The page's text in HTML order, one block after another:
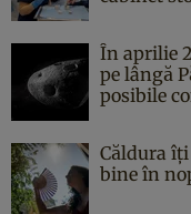
În aprilie
pe lângă
posibile
Căldura
bine în